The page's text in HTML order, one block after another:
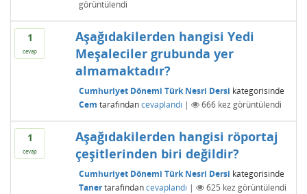
görüntülendi
1
cevap
Aşağıdakilerden hangisi Yedi
Meşaleciler grubunda yer
almamaktadır?
Cumhuriyet Dönemi Türk Nesri Dersi kategorisinde
Cem tarafından cevaplandı | 666kez görüntülendi
1
cevap
Aşağıdakilerden hangisi röportaj
çeşitlerinden biri değildir?
Cumhuriyet Dönemi Türk Nesri Dersi kategorisinde
Taner tarafından cevaplandı | 625 kez görüntülendi